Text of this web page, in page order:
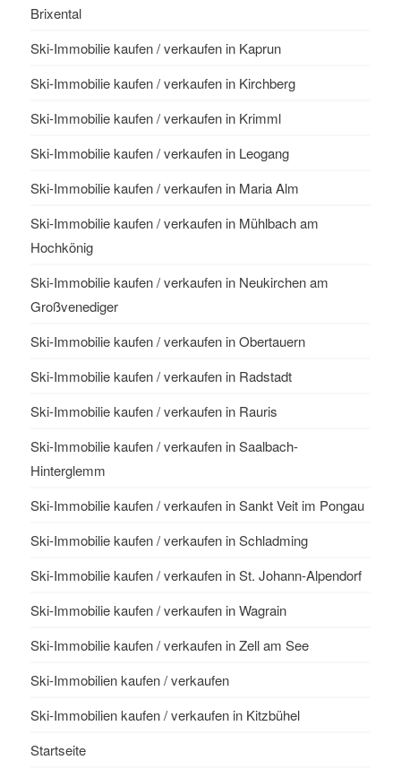
Brixental
Ski-Immobilie kaufen / verkaufen in Kaprun
Ski-Immobilie kaufen / verkaufen in Kirchberg
Ski-Immobilie kaufen / verkaufen in Krimml
Ski-Immobilie kaufen / verkaufen in Leogang
Ski-Immobilie kaufen / verkaufen in Maria Alm
Ski-Immobilie kaufen / verkaufen in Mühlbach am
Hochkönig
Ski-Immobilie kaufen / verkaufen in Neukirchen am
Großvenediger
Ski-Immobilie kaufen / verkaufen in Obertauern
Ski-Immobilie kaufen / verkaufen in Radstadt
Ski-Immobilie kaufen / verkaufen in Rauris
Ski-Immobilie kaufen / verkaufen in Saalbach-
Hinterglemm
Ski-Immobilie kaufen / verkaufen in Sankt Veit im Pongau
Ski-Immobilie kaufen / verkaufen in Schladming
Ski-Immobilie kaufen / verkaufen in St. Johann-Alpendorf
Ski-Immobilie kaufen / verkaufen in Wagrain
Ski-Immobilie kaufen / verkaufen in Zell am See
Ski-Immobilien kaufen / verkaufen
Ski-Immobilien kaufen / verkaufen in Kitzbühel
Startseite